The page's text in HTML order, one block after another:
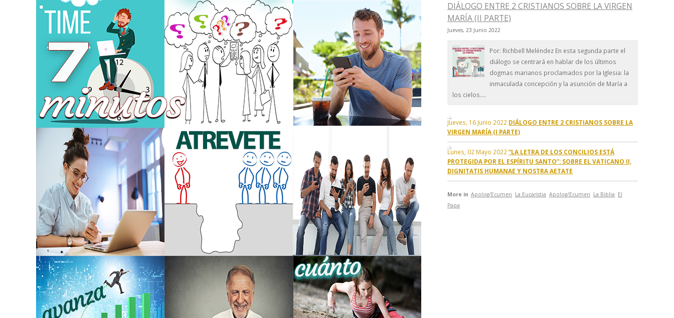
DIÁLOGO ENTRE 2 CRISTIANOS SOBRE LA VIRGEN
MARÍA (II PARTE)
Jueves, 23 Junio 2022
Por: Richbell Meléndez En esta segunda parte el
diálogo se centrará en hablar de los últimos
dogmas marianos proclamados por la Iglesia: la
inmaculada concepción y la asunción de María a
los cielos....
Jueves, 16 Junio 2022 DIÁLOGO ENTRE 2 CRISTIANOS SOBRE LA
VIRGEN MARÍA (I PARTE)
Lunes, 02 Mayo 2022 “LA LETRA DE LOS CONCILIOS ESTÁ
PROTEGIDA POR EL ESPÍRITU SANTO”: SOBRE EL VATICANO II,
DIGNITATIS HUMANAE Y NOSTRA AETATE
More in Apolog/Ecumen La Eucaristia Apolog/Ecumen La Biblia El
Papa